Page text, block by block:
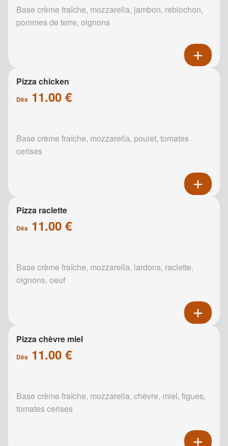
Base crème fraîche, mozzarella, jambon, reblochon,
pommes de terre, oignons
Pizza chicken
Dès 11.00 €
Base crème fraîche, mozzarella, poulet, tomates
cerises
Pizza raclette
Dès 11.00 €
Base crème fraîche, mozzarella, lardons, raclette,
oignons, oeuf
Pizza chèvre miel
Dès 11.00 €
Base crème fraîche, mozzarella, chèvre, miel, figues,
tomates cerises